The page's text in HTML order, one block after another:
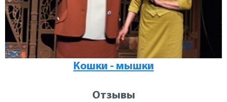
Кошки - мышки
Отзывы